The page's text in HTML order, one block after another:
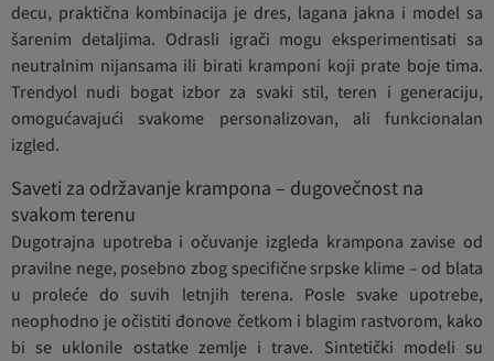
decu, praktična kombinacija je dres, lagana jakna i model sa
šarenim detaljima. Odrasli igrači mogu eksperimentisati sa
neutralnim nijansama ili birati kramponi koji prate boje tima.
Trendyol nudi bogat izbor za svaki stil, teren i generaciju,
omogućavajući svakome personalizovan, ali funkcionalan
izgled.
Saveti za održavanje krampona – dugovečnost na
svakom terenu
Dugotrajna upotreba i očuvanje izgleda krampona zavise od
pravilne nege, posebno zbog specifične srpske klime – od blata
u proleće do suvih letnjih terena. Posle svake upotrebe,
neophodno je očistiti đonove četkom i blagim rastvorom, kako
bi se uklonile ostatke zemlje i trave. Sintetički modeli su